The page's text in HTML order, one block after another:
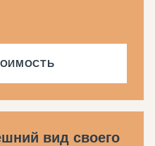
вид своего